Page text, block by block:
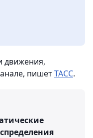
движения,
пишетТАСС.